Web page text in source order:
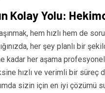
Kolay Yolu:
hem hızlı hem de
her şey planlı bir
kadar her aşama
hızlı ve verimli bir süreç
sizin için en iyi çözümü